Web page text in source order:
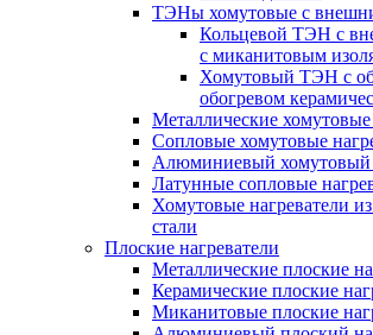
ТЭНы хомутовые с
Кольцевой ТЭН с
с миканитовым
Хомутовый ТЭН с
обогревом
Металлические хомутовые
Сопловые хомутовые
Алюминиевый хомутовый
Латунные сопловые
Хомутовые нагреватели
стали
Плоские нагреватели
Металлические плоские
Керамические плоские
Миканитовые плоские